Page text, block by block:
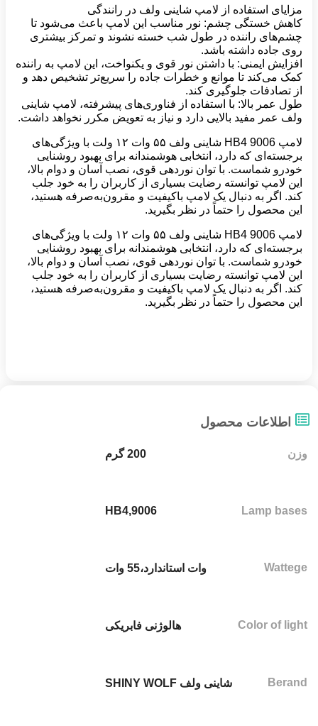
مزایای استفاده از لامپ شاینی ولف در رانندگی
کاهش خستگی چشم: نور مناسب این لامپ باعث می‌شود تا
چشم‌های راننده در طول شب خسته نشوند و تمرکز بیشتری
روی جاده داشته باشد.
افزایش ایمنی: با داشتن نور قوی و یکنواخت، این لامپ به راننده
کمک می‌کند تا موانع و خطرات جاده را سریع‌تر تشخیص دهد و
از تصادفات جلوگیری کند.
طول عمر بالا: با استفاده از فناوری‌های پیشرفته، لامپ شاینی
ولف عمر مفید بالایی دارد و نیاز به تعویض مکرر نخواهد داشت.
لامپ 9006 HB4 شاینی ولف ۵۵ وات ۱۲ ولت با ویژگی‌های
برجسته‌ای که دارد، انتخابی هوشمندانه برای بهبود روشنایی
خودرو شماست. با توان نوردهی قوی، نصب آسان و دوام بالا،
این لامپ توانسته رضایت بسیاری از کاربران را به خود جلب
کند. اگر به دنبال یک لامپ باکیفیت و مقرون‌به‌صرفه هستید،
این محصول را حتماً در نظر بگیرید.
لامپ 9006 HB4 شاینی ولف ۵۵ وات ۱۲ ولت با ویژگی‌های
برجسته‌ای که دارد، انتخابی هوشمندانه برای بهبود روشنایی
خودرو شماست. با توان نوردهی قوی، نصب آسان و دوام بالا،
این لامپ توانسته رضایت بسیاری از کاربران را به خود جلب
کند. اگر به دنبال یک لامپ باکیفیت و مقرون‌به‌صرفه هستید،
این محصول را حتماً در نظر بگیرید.
اطلاعات محصول
وزن 200 گرم
Lamp bases
HB4,9006
Wattege وات استاندارد،55 وات
Color of light هالوژنی فابریکی
Berand شاینی ولف SHINY WOLF